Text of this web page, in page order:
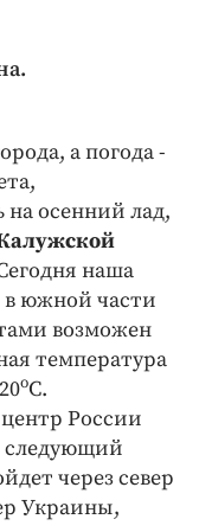
а погода -
на осенний лад,
наша
в южной части
возможен
температура
оС.
центр России
следующий
через север
Украины,